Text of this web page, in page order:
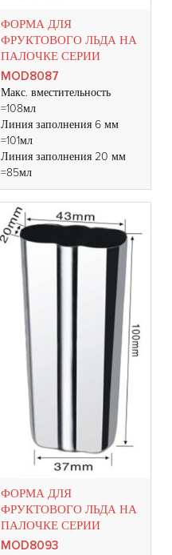
ФОРМА ДЛЯ
ФРУКТОВОГО ЛЬДА НА
ПАЛОЧКЕ СЕРИИ
MOD8087
Макс. вместительность
=108мл
Линия заполнения 6 мм
=101мл
Линия заполнения 20 мм
=85мл
ФОРМА ДЛЯ
ФРУКТОВОГО ЛЬДА НА
ПАЛОЧКЕ СЕРИИ
MOD8093